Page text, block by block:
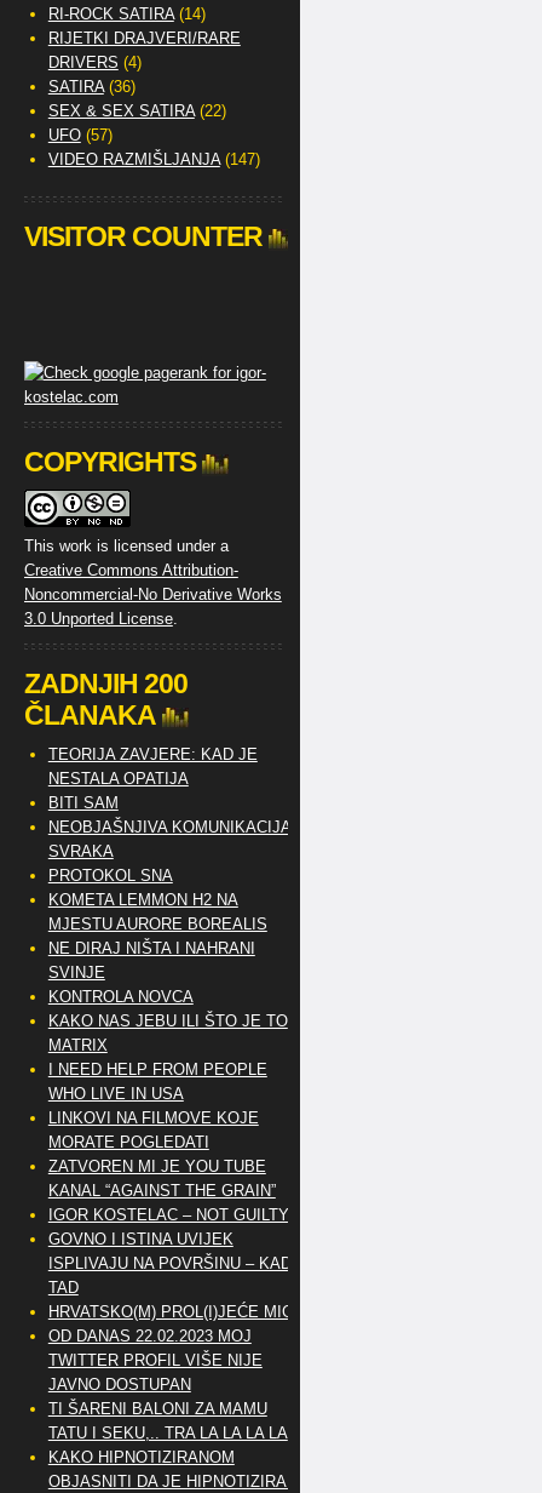
RI-ROCK SATIRA(14)
RIJETKI DRAJVERI/RARE
DRIVERS (4)
SATIRA(36)
SEX & SEX SATIRA(22)
UFO(57)
VIDEO RAZMIŠLJANJA(147)
VISITOR COUNTER
COPYRIGHTS
This work is licensed under a
Creative Commons Attribution-
Noncommercial-No Derivative Works
3.0 Unported License.
ZADNJIH 200
ČLANAKA
TEORIJA ZAVJERE: KAD JE
NESTALA OPATIJA
BITI SAM
NEOBJAŠNJIVA KOMUNIKACIJA
SVRAKA
PROTOKOL SNA
KOMETA LEMMON H2 NA
MJESTU AURORE BOREALIS
NE DIRAJ NIŠTA I NAHRANI
SVINJE
KONTROLA NOVCA
KAKO NAS JEBU ILI ŠTO JE TO
MATRIX
I NEED HELP FROM PEOPLE
WHO LIVE IN USA
LINKOVI NA FILMOVE KOJE
MORATE POGLEDATI
ZATVOREN MI JE YOU TUBE
KANAL “AGAINST THE GRAIN”
IGOR KOSTELAC – NOT GUILTY
GOVNO I ISTINA UVIJEK
ISPLIVAJU NA POVRŠINU – KAD
TAD
HRVATSKO(M) PROL(I)JEĆE MIG
OD DANAS 22.02.2023 MOJ
TWITTER PROFIL VIŠE NIJE
JAVNO DOSTUPAN
TI ŠARENI BALONI ZA MAMU
TATU I SEKU,.. TRA LA LA LA LA
KAKO HIPNOTIZIRANOM
OBJASNITI DA JE HIPNOTIZIRAN